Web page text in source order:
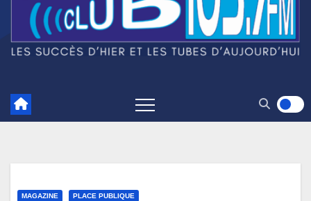
MAGAZINE PLACE PUBLIQUE